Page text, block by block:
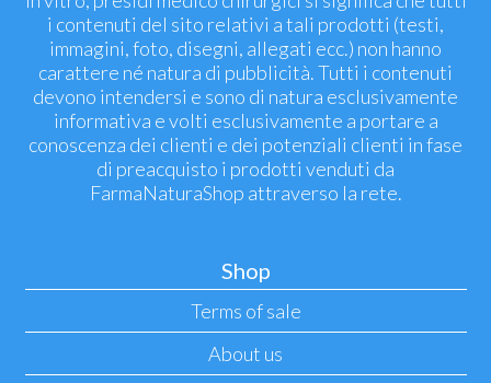
i contenuti del sito relativi a tali prodotti (testi,
immagini, foto, disegni, allegati ecc.) non hanno
carattere né natura di pubblicità. Tutti i contenuti
devono intendersi e sono di natura esclusivamente
informativa e volti esclusivamente a portare a
conoscenza dei clienti e dei potenziali clienti in fase
di preacquisto i prodotti venduti da
FarmaNaturaShop attraverso la rete.
Shop
Terms of sale
About us